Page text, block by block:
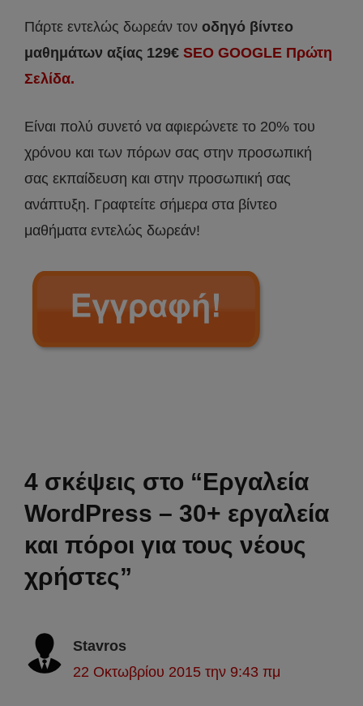
Πάρτε εντελώς δωρεάν τον οδηγό βίντεο
μαθημάτων αξίας 129€ SEO GOOGLE Πρώτη
Σελίδα.
Είναι πολύ συνετό να αφιερώνετε το 20% του
χρόνου και των πόρων σας στην προσωπική
σας εκπαίδευση και στην προσωπική σας
ανάπτυξη. Γραφτείτε σήμερα στα βίντεο
μαθήματα εντελώς δωρεάν!
4 σκέψεις στο “Εργαλεία
WordPress – 30+ εργαλεία
και πόροι για τους νέους
χρήστες”
Stavros
22 Οκτωβρίου 2015 την 9:43 πμ